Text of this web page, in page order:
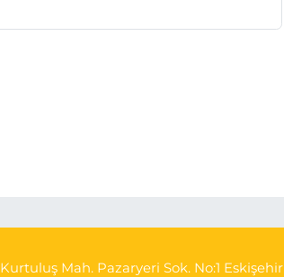
Kurtuluş Mah. Pazaryeri Sok. No:1 Eskişehir